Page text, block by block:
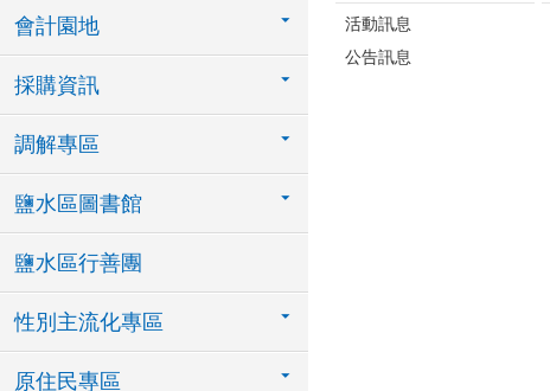
會計園地
採購資訊
調解專區
鹽水區圖書館
鹽水區行善團
性別主流化專區
原住民專區
活動訊息
公告訊息